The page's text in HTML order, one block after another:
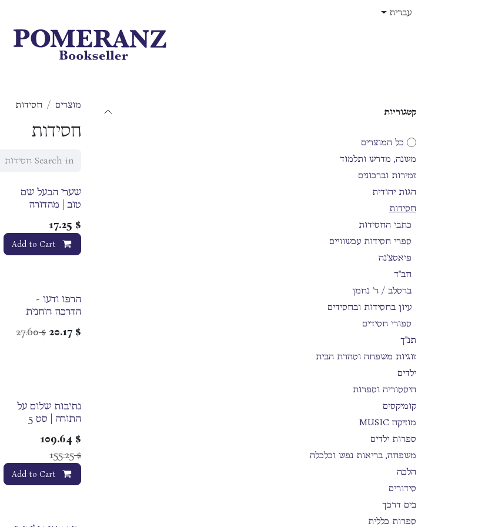
עברית
קטגוריות
כל המוצרים
משנה, מדרש ותלמוד
זמירות וברכונים
הגות יהודית
חסידות
כתבי החסידות
ספרי חסידות עכשוויים
פיאסצ'נה
חב"ד
ברסלב / ר' נחמן
עיון בחסידות ובחסידים
ספורי חסידים
תנ"ך
זוגיות משפחה וטהרת הבית
ילדים
היסטוריה וספרות
קומיקסים
מוזיקה MUSIC
ספרות ילדים
משפחה, בריאות נפש וכלכלה
הלכה
סידורים
בים דרכך
ספרות כללית
מוצרים חסידות
חסידות
שערי הבעל שם
טוב | מהדורה
$
17.25
Add to Cart
הרפו ודעו -
הדרכה רוחנית
$
20.17
$
27.60
נתיבות שלום על
התורה | סט 5
$
109.64
$
155.25
Add to Cart